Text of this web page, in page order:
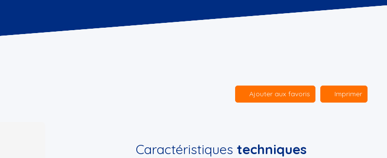
Ajouter aux favoris Imprimer
Caractéristiques techniques